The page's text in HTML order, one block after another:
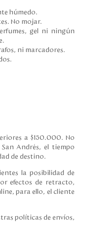
húmedo.
No mojar.
gel ni ningún
ni marcadores.
a $150.000. No
Andrés, el tiempo
de destino.
la posibilidad de
efectos de retracto,
para ello, el cliente
políticas de envíos,